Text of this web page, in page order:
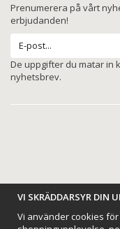
Prenumerera på vårt
erbjudanden!
De uppgifter du matar in
nyhetsbrev.
VI SKRÄDDARSYR DIN
Vi använder cookies